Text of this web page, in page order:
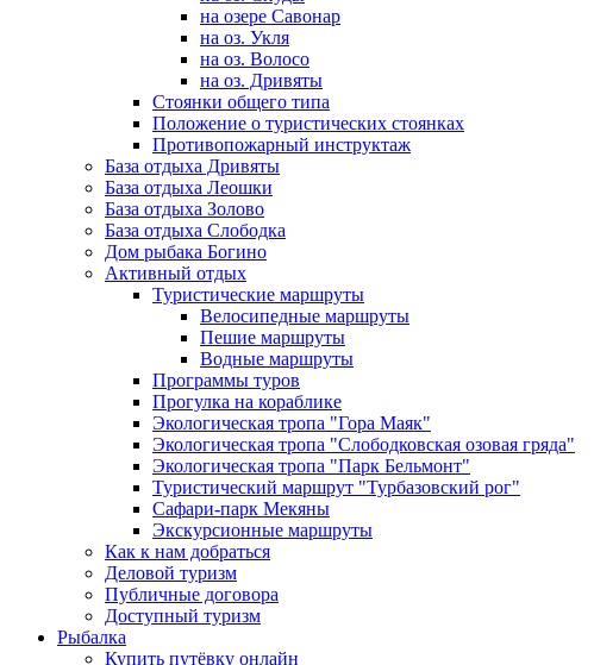
на озере Савонар
на оз. Укля
на оз. Волосо
на оз. Дривяты
Стоянки общего типа
Положение о туристических стоянках
Противопожарный инструктаж
База отдыха Дривяты
База отдыха Леошки
База отдыха Золово
База отдыха Слободка
Дом рыбака Богино
Активный отдых
Туристические маршруты
Велосипедные маршруты
Пешие маршруты
Водные маршруты
Программы туров
Прогулка на кораблике
Экологическая тропа "Гора Маяк"
Экологическая тропа "Слободковская озовая гряда"
Экологическая тропа "Парк Бельмонт"
Туристический маршрут "Турбазовский рог"
Сафари-парк Мекяны
Экскурсионные маршруты
Как к нам добраться
Деловой туризм
Публичные договора
Доступный туризм
Рыбалка
Купить путёвку онлайн